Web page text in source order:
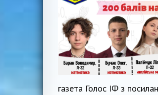
газета Голос ІФ з